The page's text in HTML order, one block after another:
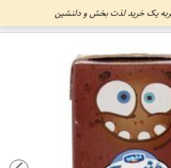
یک خرید لذت بخش و دلنشین